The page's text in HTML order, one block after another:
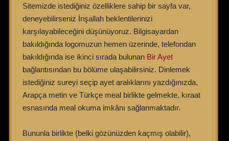
Sitemizde istediğiniz özelliklere sahip bir sayfa var,
deneyebilirseniz İnşallah beklentilerinizi
karşılayabileceğini düşünüyoruz. Bilgisayardan
bakıldığında logomuzun hemen üzerinde, telefondan
bakıldığında ise ikinci sırada bulunan Bir Ayet
bağlantısından bu bölüme ulaşabilirsiniz. Dinlemek
istediğiniz sureyi seçip ayet aralıklarını yazdığınızda,
Arapça metin ve Türkçe meal birlikte gelmekte, kıraat
esnasında meal okuma imkânı sağlanmaktadır.
Bununla birlikte (belki gözünüzden kaçmış olabilir),